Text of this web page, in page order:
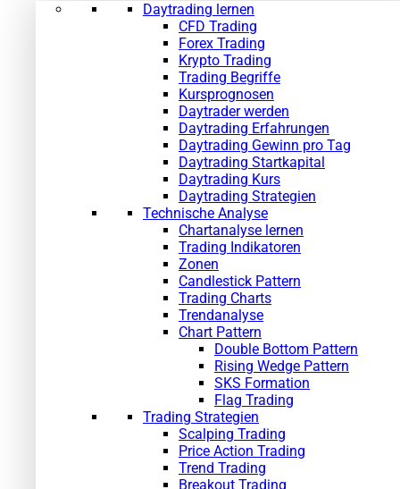
Daytrading lernen
CFD Trading
Forex Trading
Krypto Trading
Trading Begriffe
Kursprognosen
Daytrader werden
Daytrading Erfahrungen
Daytrading Gewinn pro Tag
Daytrading Startkapital
Daytrading Kurs
Daytrading Strategien
Technische Analyse
Chartanalyse lernen
Trading Indikatoren
Zonen
Candlestick Pattern
Trading Charts
Trendanalyse
Chart Pattern
Double Bottom Pattern
Rising Wedge Pattern
SKS Formation
Flag Trading
Trading Strategien
Scalping Trading
Price Action Trading
Trend Trading
Breakout Trading